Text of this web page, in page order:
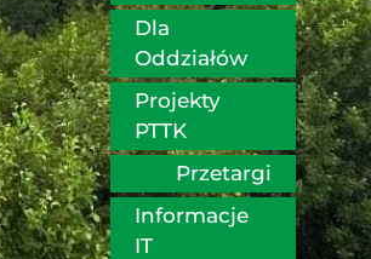
Dla
Oddziałów
Projekty
PTTK
Przetargi
Informacje
IT